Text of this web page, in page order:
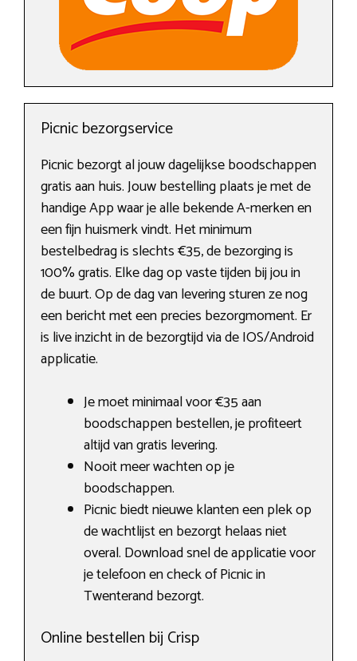
Picnic bezorgservice
Picnic bezorgt al jouw dagelijkse boodschappen
gratis aan huis. Jouw bestelling plaats je met de
handige App waar je alle bekende A-merken en
een fijn huismerk vindt. Het minimum
bestelbedrag is slechts €35, de bezorging is
100% gratis. Elke dag op vaste tijden bij jou in
de buurt. Op de dag van levering sturen ze nog
een bericht met een precies bezorgmoment. Er
is live inzicht in de bezorgtijd via de IOS/Android
applicatie.
Je moet minimaal voor €35 aan
boodschappen bestellen, je profiteert
altijd van gratis levering.
Nooit meer wachten op je
boodschappen.
Picnic biedt nieuwe klanten een plek op
de wachtlijst en bezorgt helaas niet
overal. Download snel de applicatie voor
je telefoon en check of Picnic in
Twenterand bezorgt.
Online bestellen bij Crisp